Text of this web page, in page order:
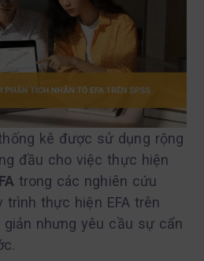
kê được sử dụng rộng
đầu cho việc thực hiện
trong các nghiên cứu
trình thực hiện EFA trên
nhưng yêu cầu sự cẩn